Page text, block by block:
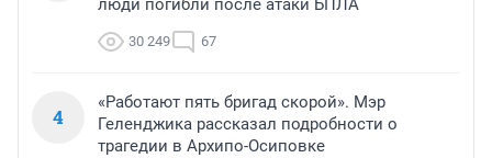
люди погибли после атаки БПЛА
30 249 67
4
«Работают пять бригад скорой». Мэр
Геленджика рассказал подробности о
трагедии в Архипо-Осиповке